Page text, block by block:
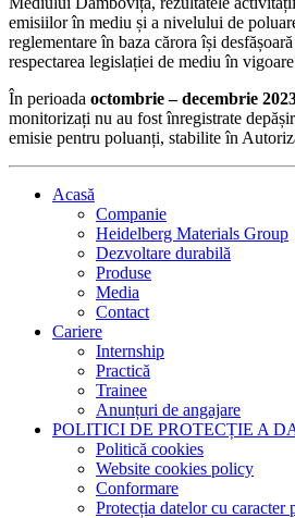
emisiilor în mediu și a nivelului de
reglementare în baza cărora își
respectarea legislației de mediu în
În perioada octombrie – decembrie
monitorizați nu au fost înregistrate
emisie pentru poluanți, stabilite în
Acasă
Companie
Heidelberg Materials Group
Dezvoltare durabilă
Produse
Media
Contact
Cariere
Internship
Practică
Trainee
Anunțuri de angajare
POLITICI DE PROTECȚIE A
Politică cookies
Website cookies policy
Conformare
Protecția datelor cu caracter